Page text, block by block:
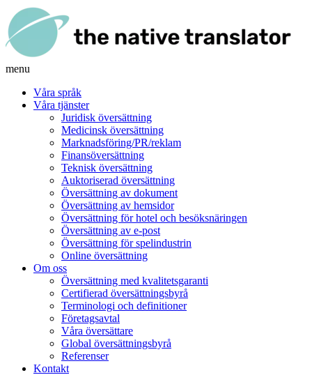
menu
Våra språk
Våra tjänster
Juridisk översättning
Medicinsk översättning
Marknadsföring/PR/reklam
Finansöversättning
Teknisk översättning
Auktoriserad översättning
Översättning av dokument
Översättning av hemsidor
Översättning för hotel och besöksnäringen
Översättning av e-post
Översättning för spelindustrin
Online översättning
Om oss
Översättning med kvalitetsgaranti
Certifierad översättningsbyrå
Terminologi och definitioner
Företagsavtal
Våra översättare
Global översättningsbyrå
Referenser
Kontakt